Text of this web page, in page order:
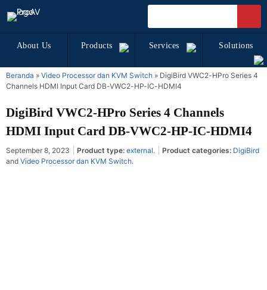
About Us Products Services Solutions
Beranda » Video Processor dan KVM Switch » DigiBird VWC2-HPro Series 4
Channels HDMI Input Card DB-VWC2-HP-IC-HDMI4
DigiBird VWC2-HPro Series 4 Channels
HDMI Input Card DB-VWC2-HP-IC-HDMI4
September 8, 2023 Product type: external. Product categories: DigiBird
and Video Processor dan KVM Switch.